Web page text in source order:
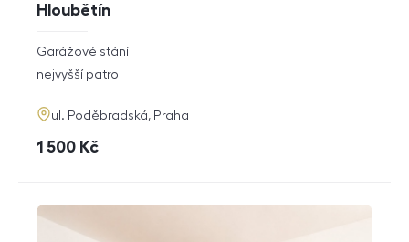
Hloubětín
rozměry
dispozice
Garážové stání
funkce
nejvyšší patro
adresa
ul. Poděbradská, Praha
cena
1 500 Kč